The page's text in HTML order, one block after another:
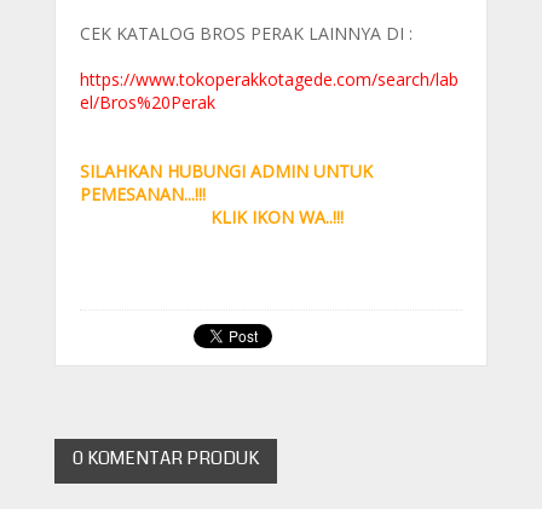
CEK KATALOG BROS PERAK LAINNYA DI :
https://www.tokoperakkotagede.com/search/lab
el/Bros%20Perak
SILAHKAN HUBUNGI ADMIN UNTUK
PEMESANAN...!!!
KLIK IKON WA..!!!
0 KOMENTAR PRODUK